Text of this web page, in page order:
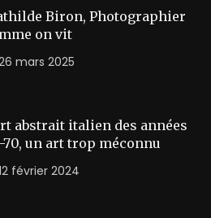
Biron, Photographier
on vit
mars 2025
abstrait italien des années
70, un art trop méconnu
février 2024